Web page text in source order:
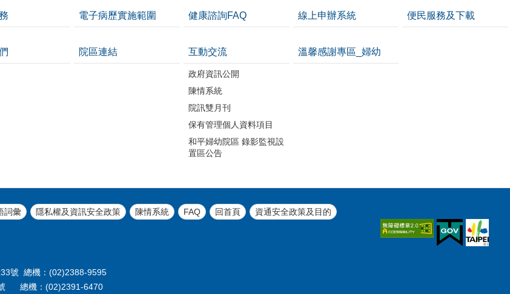
電子病歷實施範圍 健康諮詢FAQ 線上申辦系統 便民服務及下載
院區連結 互動交流
政府資訊公開
陳情系統
院訊雙月刊
保有管理個人資料項目
和平婦幼院區 錄影監視設
置區公告
溫馨感謝專區_婦幼
詞彙 隱私權及資訊安全政策 陳情系統 FAQ 回首頁 資通安全政策及目的
號 總機：(02)2388-9595
號 總機：(02)2391-6470